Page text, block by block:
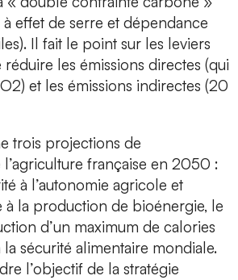
à effet de serre et dépendance
Il fait le point sur les leviers
les émissions directes (qui
et les émissions indirectes (20
trois projections de
française en 2050 :
à l’autonomie agricole et
à la production de bioénergie, le
d’un maximum de calories
sécurité alimentaire mondiale.
l’objectif de la stratégie